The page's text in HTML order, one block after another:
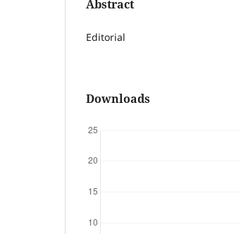
Abstract
Editorial
Downloads